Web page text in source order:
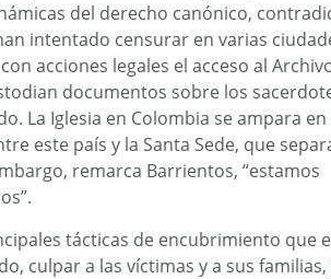
del derecho canónico,
intentado censurar en varias
acciones legales el acceso al
documentos sobre los
La Iglesia en Colombia se ampara en
este país y la Santa Sede, que
remarca Barrientos, “estamos
tácticas de encubrimiento que
culpar a las víctimas y a sus familias,